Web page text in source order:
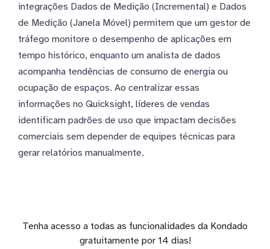
integrações Dados de Medição (Incremental) e Dados
de Medição (Janela Móvel) permitem que um gestor de
tráfego monitore o desempenho de aplicações em
tempo histórico, enquanto um analista de dados
acompanha tendências de consumo de energia ou
ocupação de espaços. Ao centralizar essas
informações no Quicksight, líderes de vendas
identificam padrões de uso que impactam decisões
comerciais sem depender de equipes técnicas para
gerar relatórios manualmente.
Tenha acesso a todas as funcionalidades da Kondado
gratuitamente por 14 dias!